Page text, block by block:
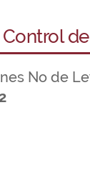
No de